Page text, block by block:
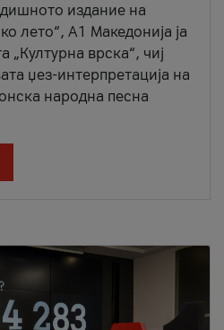
издание на
лето“, А1 Македонија ја
„Културна врска“, чиј
џез-интерпретација на
народна песна